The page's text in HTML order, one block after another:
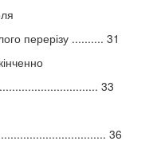
перерізу .......... 31
33
................................. 36